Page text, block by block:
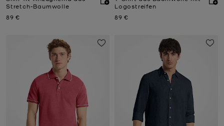
Stretch-Baumwolle
Jetzt
89 €
Logostreifen
Jetzt
89 €